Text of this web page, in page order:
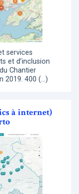
services
et d’inclusion
Chantier
2019. 400 (…)
à internet)